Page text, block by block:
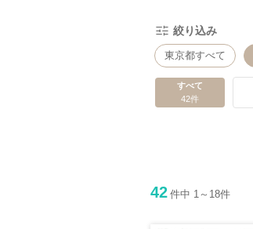
絞り込み
東京都すべて
品川・五反田
すべて
42件
42 件中 1～18件